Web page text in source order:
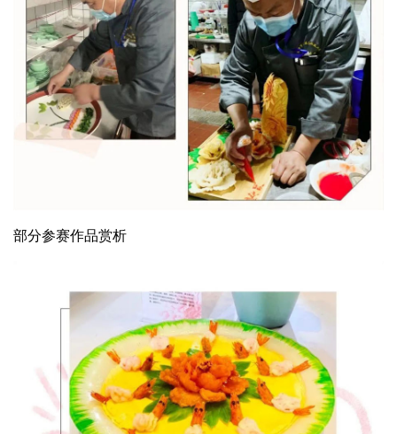
部分参赛作品赏析